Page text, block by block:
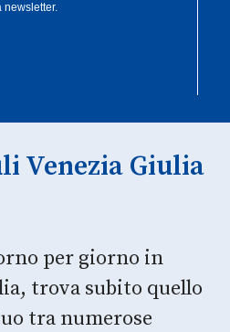
Venezia Giulia
per giorno in
trova subito quello
tra numerose